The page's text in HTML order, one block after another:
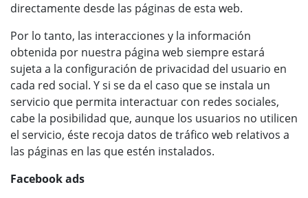
directamente desde las páginas de esta web.
Por lo tanto, las interacciones y la información
obtenida por nuestra página web siempre estará
sujeta a la configuración de privacidad del usuario en
cada red social. Y si se da el caso que se instala un
servicio que permita interactuar con redes sociales,
cabe la posibilidad que, aunque los usuarios no utilicen
el servicio, éste recoja datos de tráfico web relativos a
las páginas en las que estén instalados.
Facebook ads